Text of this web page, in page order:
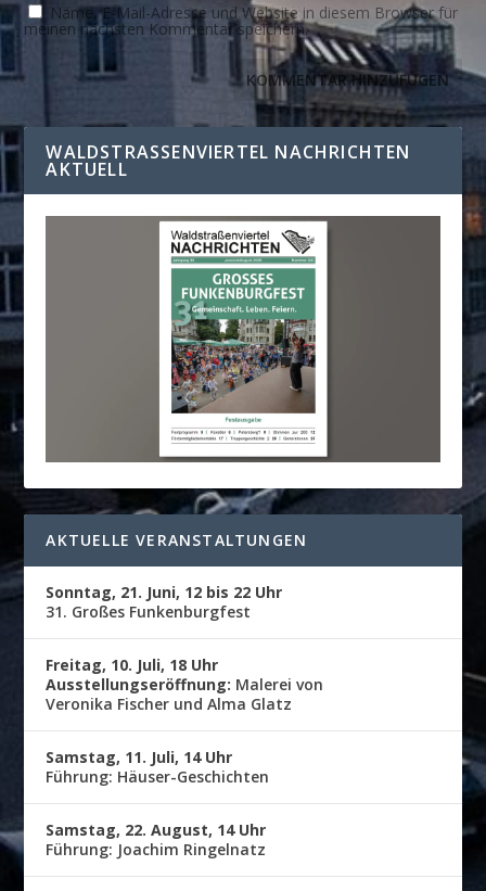
Name, E-Mail-Adresse und Website in diesem Browser für
meinen nächsten Kommentar speichern.
WALDSTRASSENVIERTEL NACHRICHTEN A
KTUELL
AKTUELLE VERANSTALTUNGEN
Sonntag, 21. Juni, 12 bis 22 Uhr
31. Großes Funkenburgfest
Freitag, 10. Juli, 18 Uhr
Ausstellungseröffnung: Malerei von
Veronika Fischer und Alma Glatz
Samstag, 11. Juli, 14 Uhr
Führung: Häuser-Geschichten
Samstag, 22. August, 14 Uhr
Führung: Joachim Ringelnatz